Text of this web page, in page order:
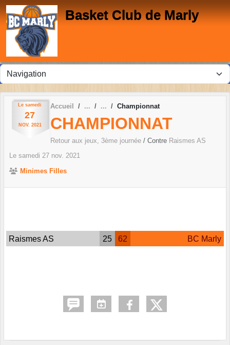
Basket Club de Marly
Le samedi
27
NOV. 2021
Accueil Championnat
CHAMPIONNAT
Retour aux jeux, 3ème journée / Contre Raismes AS
Le samedi 27 nov. 2021
Minimes Filles
Raismes AS 25 62 BC Marly
Panneau de gestion des cookies